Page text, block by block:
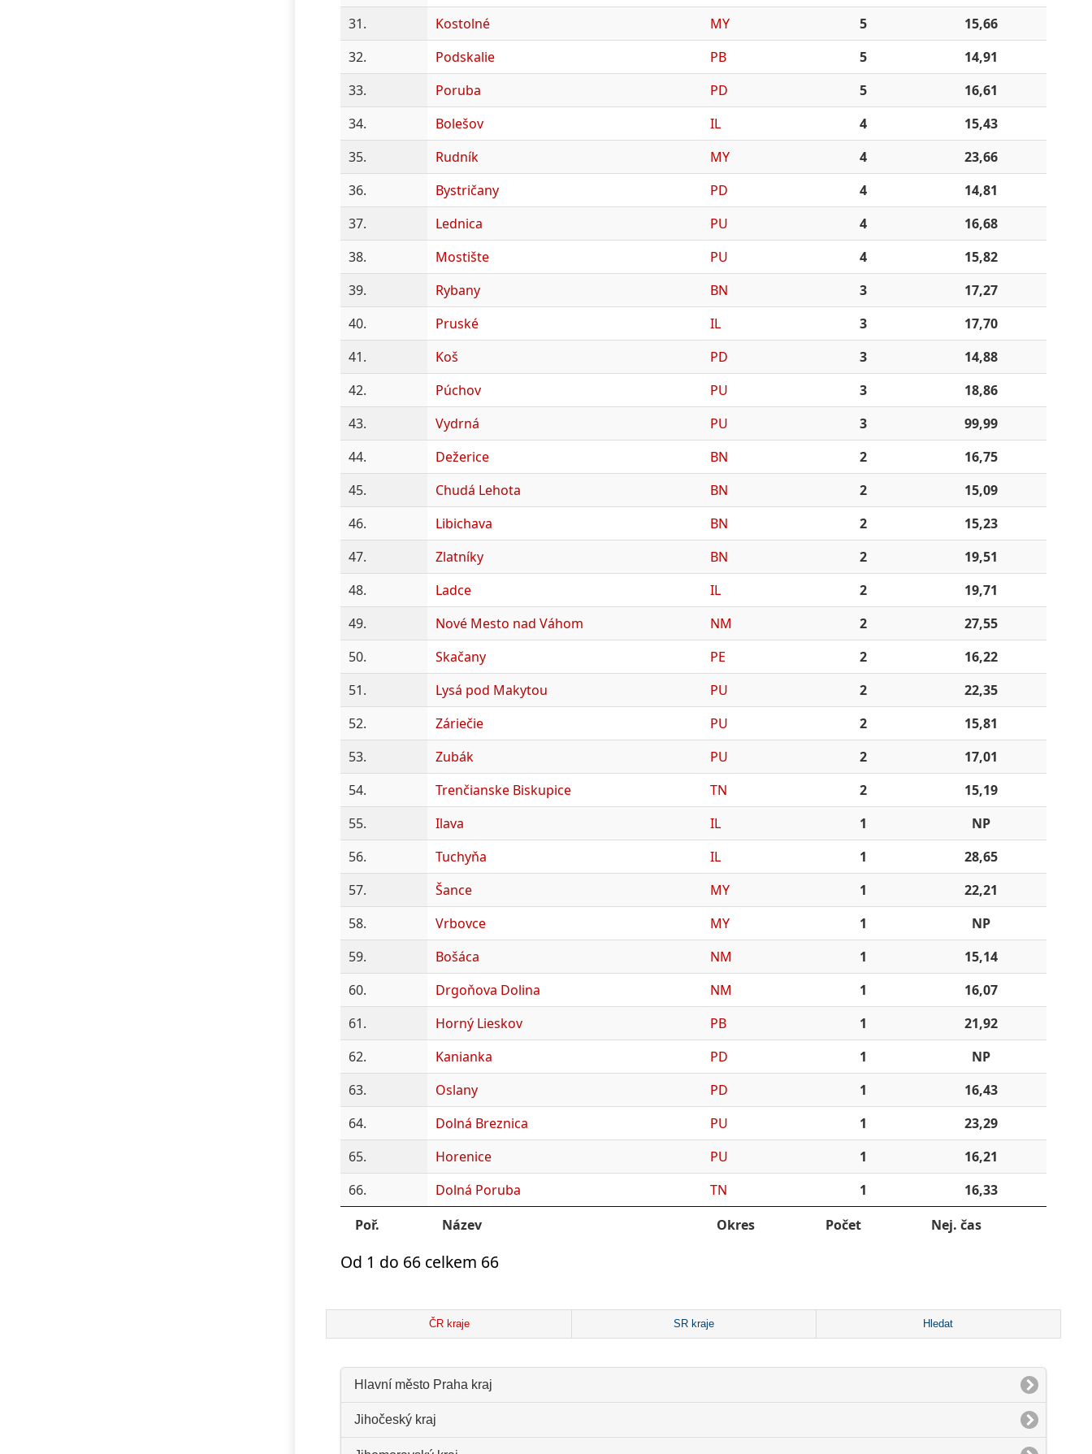
31.
Kostolné MY 5
15,66
32.
Podskalie PB 5
14,91
33.
Poruba PD 5
16,61
34.
Bolešov IL 4
15,43
35.
Rudník MY 4
23,66
36.
Bystričany PD 4
14,81
37.
Lednica PU 4
16,68
38.
Mostište PU 4
15,82
39.
Rybany BN 3
17,27
40.
Pruské IL 3
17,70
41.
Koš PD 3
14,88
42.
Púchov PU 3
18,86
43.
Vydrná PU 3
99,99
44.
Dežerice BN 2
16,75
45.
Chudá Lehota BN 2
15,09
46.
Libichava BN 2
15,23
47.
Zlatníky BN 2
19,51
48.
Ladce IL 2
19,71
49.
Nové Mesto nad Váhom NM 2
27,55
50.
Skačany PE 2
16,22
51.
Lysá pod Makytou PU 2
22,35
52.
Záriečie PU 2
15,81
53.
Zubák PU 2
17,01
54.
Trenčianske Biskupice TN 2
15,19
55.
Ilava IL 1
NP
56.
Tuchyňa IL 1
28,65
57.
Šance MY 1
22,21
58.
Vrbovce MY 1
NP
59.
Bošáca NM 1
15,14
60.
Drgoňova Dolina NM 1
16,07
61.
Horný Lieskov PB 1
21,92
62.
Kanianka PD 1
NP
63.
Oslany PD 1
16,43
64.
Dolná Breznica PU 1
23,29
65.
Horenice PU 1
16,21
66.
Dolná Poruba TN 1
16,33
Poř.
Název Okres Počet Nej. čas
Od 1 do 66 celkem 66
ČR kraje SR kraje Hledat
Hlavní město Praha kraj
Jihočeský kraj